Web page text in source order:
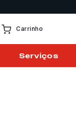
Carrinho
Serviços